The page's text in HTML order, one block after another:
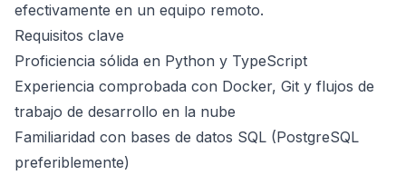
efectivamente en un equipo remoto.
Requisitos clave
Proficiencia sólida en Python y TypeScript
Experiencia comprobada con Docker, Git y flujos de
trabajo de desarrollo en la nube
Familiaridad con bases de datos SQL (PostgreSQL
preferiblemente)